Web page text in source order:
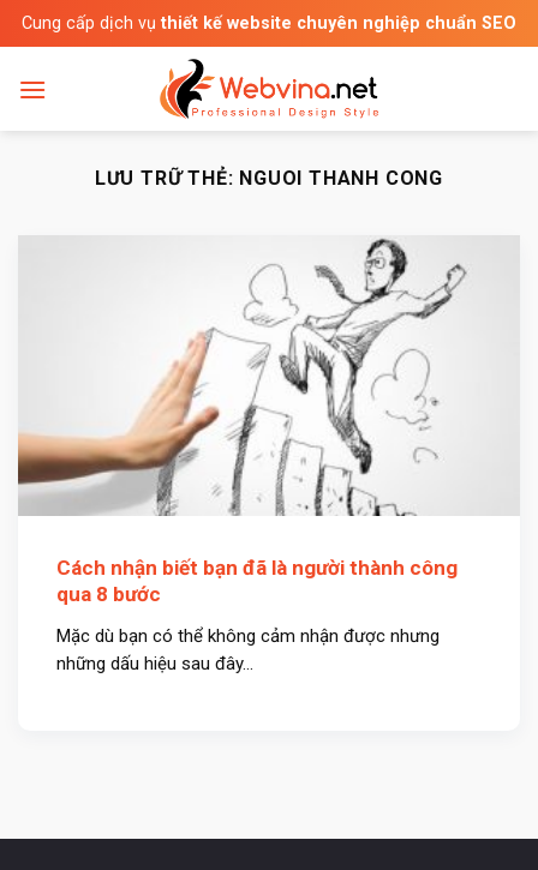
qua
dung
Cung cấp dịch vụ thiết kế website chuyên nghiệp chuẩn SEO
LƯU TRỮ THẺ: NGUOI THANH CONG
Cách nhận biết bạn đã là người thành công
qua 8 bước
Mặc dù bạn có thể không cảm nhận được nhưng
những dấu hiệu sau đây...